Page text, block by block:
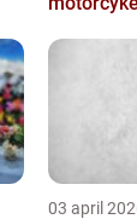
03 april